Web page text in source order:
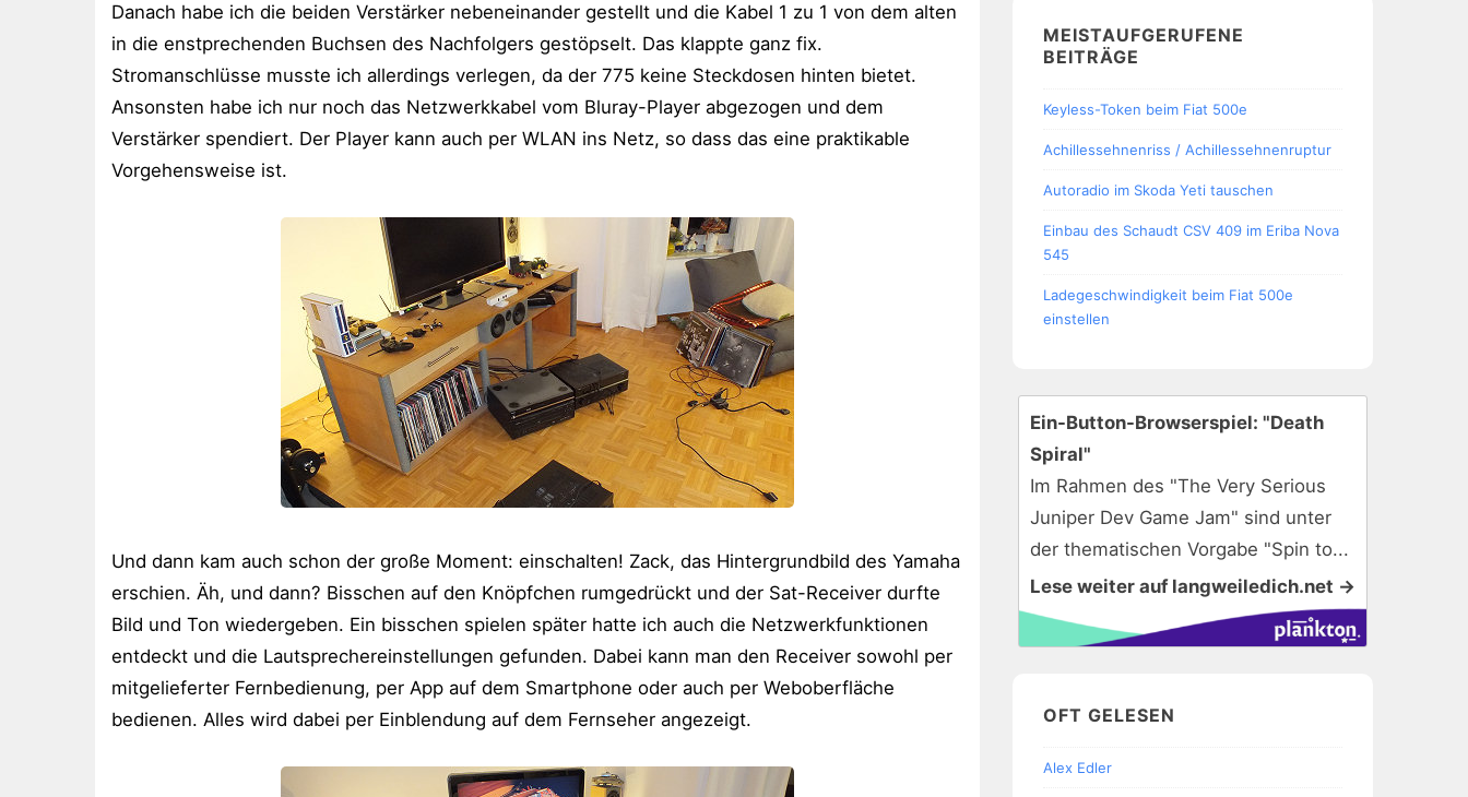
Danach habe ich die beiden Verstärker nebeneinander gestellt und die Kabel 1 zu 1 von dem alten
in die enstprechenden Buchsen des Nachfolgers gestöpselt. Das klappte ganz fix.
Stromanschlüsse musste ich allerdings verlegen, da der 775 keine Steckdosen hinten bietet.
Ansonsten habe ich nur noch das Netzwerkkabel vom Bluray-Player abgezogen und dem
Verstärker spendiert. Der Player kann auch per WLAN ins Netz, so dass das eine praktikable
Vorgehensweise ist.
Und dann kam auch schon der große Moment: einschalten! Zack, das Hintergrundbild des Yamaha
erschien. Äh, und dann? Bisschen auf den Knöpfchen rumgedrückt und der Sat-Receiver durfte
Bild und Ton wiedergeben. Ein bisschen spielen später hatte ich auch die Netzwerkfunktionen
entdeckt und die Lautsprechereinstellungen gefunden. Dabei kann man den Receiver sowohl per
mitgelieferter Fernbedienung, per App auf dem Smartphone oder auch per Weboberfläche
bedienen. Alles wird dabei per Einblendung auf dem Fernseher angezeigt.
MEISTAUFGERUFENE
BEITRÄGE
Keyless-Token beim Fiat 500e
Achillessehnenriss / Achillessehnenruptur
Autoradio im Skoda Yeti tauschen
Einbau des Schaudt CSV 409 im Eriba Nova
545
Ladegeschwindigkeit beim Fiat 500e
einstellen
Ein-Button-Browserspiel: "Death
Spiral"
Im Rahmen des "The Very Serious
Juniper Dev Game Jam" sind unter
der thematischen Vorgabe "Spin to...
Lese weiter auf langweiledich.net →
OFT GELESEN
Alex Edler